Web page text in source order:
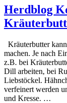
Herdblog
Kräuterbutter
machen. Je nach
z.B. bei
Dill arbeiten, bei
Liebstöckel.
verfeinert werden
und Kresse. …